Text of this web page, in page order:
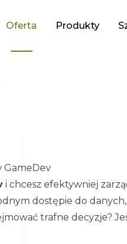
Oferta Produkty
GameDev
i chcesz efektywniej
dostępie do
trafne decyzje?